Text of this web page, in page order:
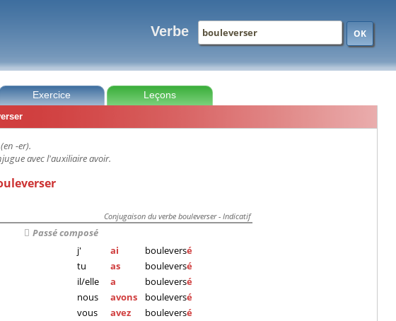
Verbe OK
Exercice
Leçons
-er).
avec l'auxiliaire avoir.
Conjugaison du verbe bouleverser - Indicatif
Passé composé
j'
ai bouleversé
tu
as bouleversé
il/elle
a bouleversé
nous
avons bouleversé
vous
avez bouleversé